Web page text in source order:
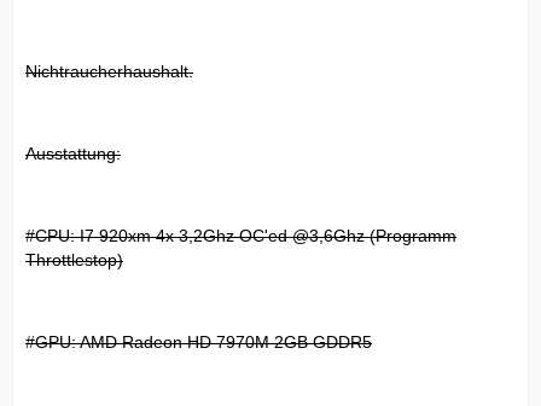
Nichtraucherhaushalt.
Ausstattung:
#CPU: I7 920xm 4x 3,2Ghz OC'ed @3,6Ghz (Programm
Throttlestop)
#GPU: AMD Radeon HD 7970M 2GB GDDR5